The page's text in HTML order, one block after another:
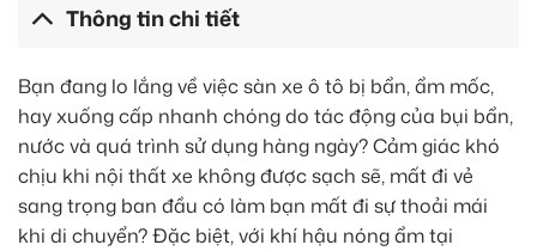
Thông tin chi tiết
Bạn đang lo lắng về việc sàn xe ô tô bị bẩn, ẩm mốc,
hay xuống cấp nhanh chóng do tác động của bụi bẩn,
nước và quá trình sử dụng hàng ngày? Cảm giác khó
chịu khi nội thất xe không được sạch sẽ, mất đi vẻ
sang trọng ban đầu có làm bạn mất đi sự thoải mái
khi di chuyển? Đặc biệt, với khí hậu nóng ẩm tại